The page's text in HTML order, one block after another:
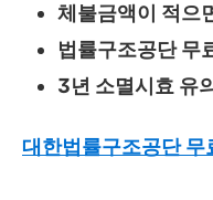
체불금액이 적으
법률구조공단 무
3년 소멸시효 유
대한법률구조공단 무